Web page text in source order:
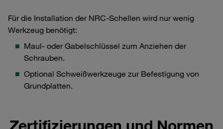
Für die Installation der NRC-Schellen wird nur wenig
Werkzeug benötigt:
Maul- oder Gabelschlüssel zum Anziehen der
Schrauben.
Optional Schweißwerkzeuge zur Befestigung von
Grundplatten.